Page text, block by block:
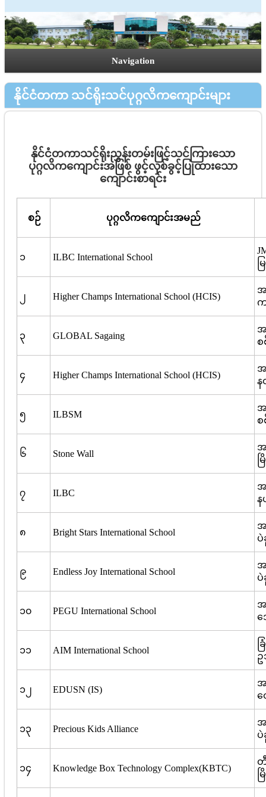
Navigation
နိုင်ငံတကာ သင်ရိုးသင်ပုဂ္ဂလိကကျောင်းများ
နိုင်ငံတကာသင်ရိုးညွှန်းတမ်းဖြင့်သင်ကြားသော
ပုဂ္ဂလိကကျောင်းအဖြစ် ဖွင့်လှစ်ခွင့်ပြုထားသော
ကျောင်းစာရင်း
စဉ် ပုဂ္ဂလိကကျောင်းအမည်
၁ ILBC International School
၂ Higher Champs International School (HCIS)
အ
၃ GLOBAL Sagaing
အ
စ
၄ Higher Champs International School (HCIS)
အ
န
၅ ILBSM
အ
စ
၆ Stone Wall
အ
၇ ILBC
အ
န
၈ Bright Stars International School
အ
ပဲ
၉ Endless Joy International School
အ
ပဲ
၁၀ PEGU International School
အ
ဒ
၁၁ AIM International School
ဥ
၁၂ EDUSN (IS)
အ
တ
၁၃ Precious Kids Alliance
အ
ပဲ
၁၄ Knowledge Box Technology Complex(KBTC)
တီ